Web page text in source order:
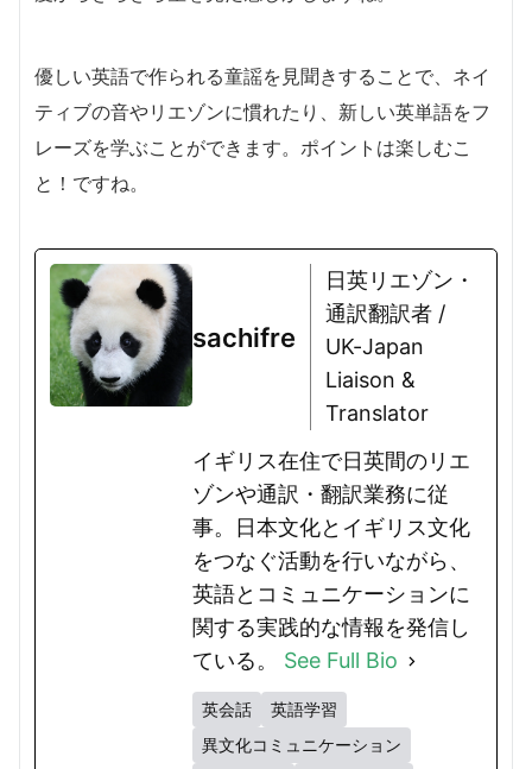
優しい英語で作られる童謡を見聞きすることで、ネイ
ティブの音やリエゾンに慣れたり、新しい英単語をフ
レーズを学ぶことができます。ポイントは楽しむこ
と！ですね。
sachifre
日英リエゾン・
通訳翻訳者 /
UK-Japan
Liaison &
Translator
イギリス在住で日英間のリエ
ゾンや通訳・翻訳業務に従
事。日本文化とイギリス文化
をつなぐ活動を行いながら、
英語とコミュニケーションに
関する実践的な情報を発信し
ている。 See Full Bio
英会話
英語学習
異文化コミュニケーション